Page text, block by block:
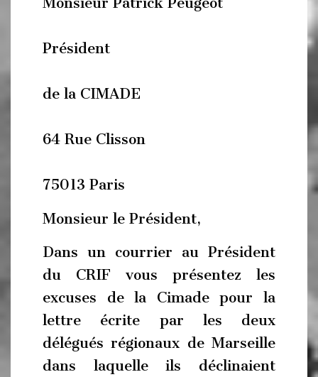
Président
de la CIMADE
64 Rue Clisson
75013 Paris
Monsieur le Président,
Dans un courrier au Président
du CRIF vous présentez les
excuses de la Cimade pour la
lettre écrite par les deux
délégués régionaux de Marseille
dans laquelle ils déclinaient